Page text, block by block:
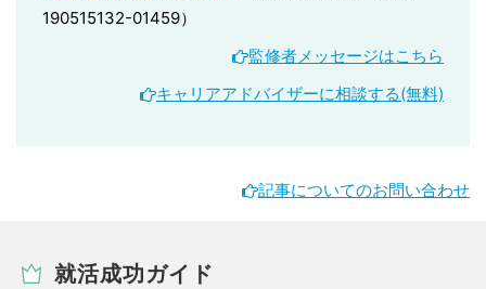
190515132-01459）
監修者メッセージはこちら
キャリアアドバイザーに相談する(無料)
記事についてのお問い合わせ
就活成功ガイド